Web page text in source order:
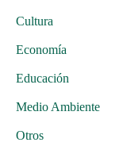
Cultura
Economía
Educación
Medio Ambiente
Otros